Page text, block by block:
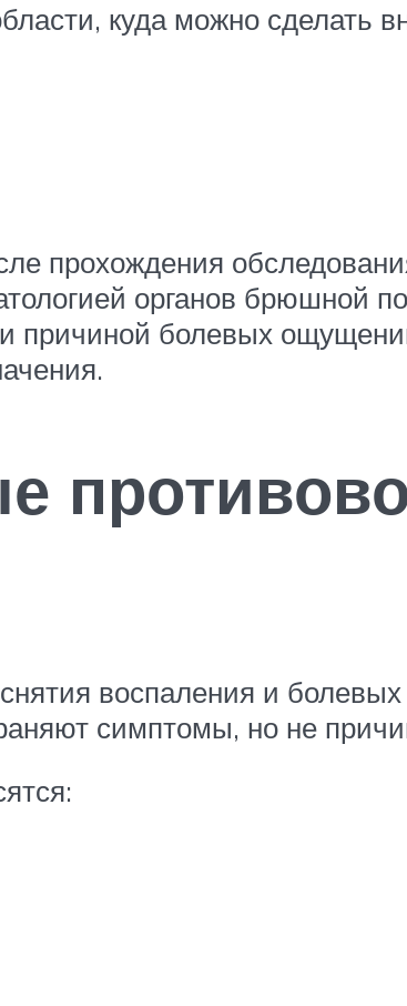
куда можно сделать
прохождения
органов брюшной
причиной болевых
воспаления и
симптомы, но не